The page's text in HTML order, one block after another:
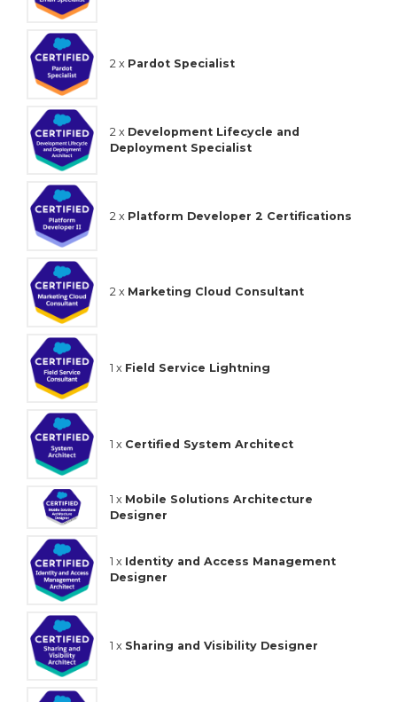
2 x Pardot Specialist
2 x Development Lifecycle and
Deployment Specialist
2 x Platform Developer 2 Certifications
2 x Marketing Cloud Consultant
1 x Field Service Lightning
1 x Certified System Architect
1 x Mobile Solutions Architecture
Designer
1 x Identity and Access Management
Designer
1 x Sharing and Visibility Designer